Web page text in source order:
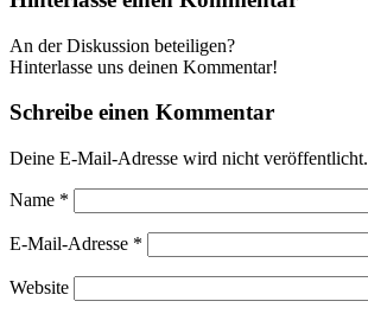
An der Diskussion beteiligen?
Hinterlasse uns deinen Kommentar!
Schreibe einen Kommentar
Deine E-Mail-Adresse wird nicht veröffentlicht.
Name *
E-Mail-Adresse *
Website